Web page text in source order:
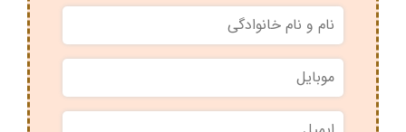
نام
و
نام
خانوادگی
موبایل
ایمیل